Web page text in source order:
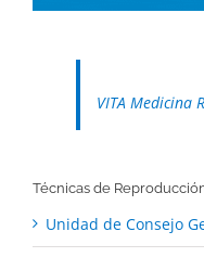
VITA Medicina
Técnicas de
Unidad de Consejo